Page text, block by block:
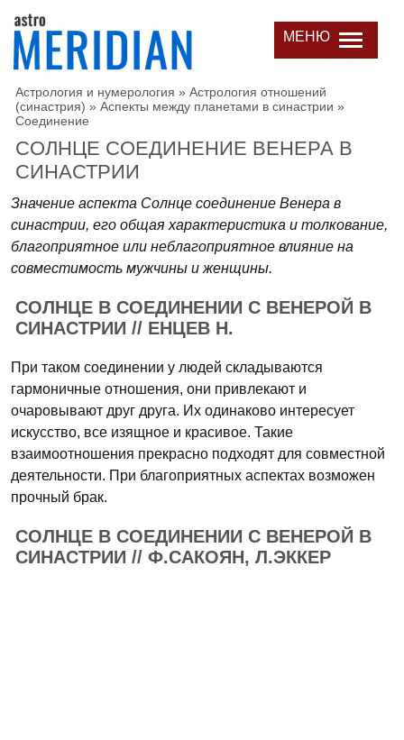
МЕНЮ
Астрология и нумерология » Астрология отношений
(синастрия) » Аспекты между планетами в синастрии »
Соединение
СОЛНЦЕ СОЕДИНЕНИЕ ВЕНЕРА В
СИНАСТРИИ
Значение аспекта Солнце соединение Венера в
синастрии, его общая характеристика и толкование,
благоприятное или неблагоприятное влияние на
совместимость мужчины и женщины.
СОЛНЦЕ В СОЕДИНЕНИИ С ВЕНЕРОЙ В
СИНАСТРИИ // ЕНЦЕВ Н.
При таком соединении у людей складываются
гармоничные отношения, они привлекают и
очаровывают друг друга. Их одинаково интересует
искусство, все изящное и красивое. Такие
взаимоотношения прекрасно подходят для совместной
деятельности. При благоприятных аспектах возможен
прочный брак.
СОЛНЦЕ В СОЕДИНЕНИИ С ВЕНЕРОЙ В
СИНАСТРИИ // Ф.САКОЯН, Л.ЭККЕР